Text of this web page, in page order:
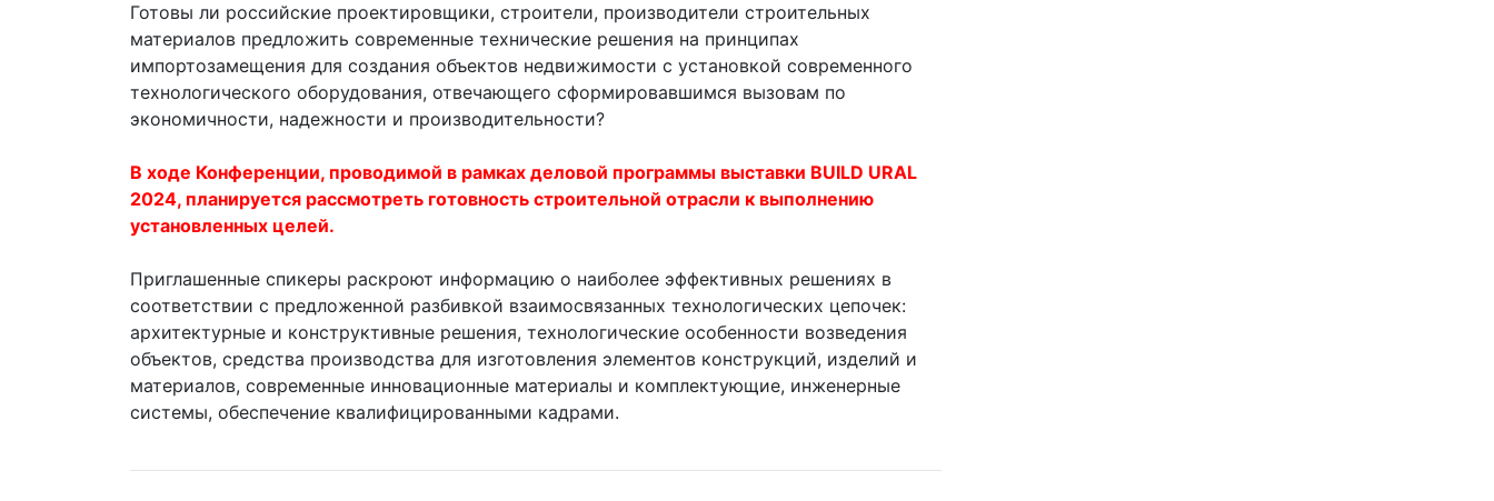
Готовы ли российские проектировщики, строители, производители строительных
материалов предложить современные технические решения на принципах
импортозамещения для создания объектов недвижимости с установкой современного
технологического оборудования, отвечающего сформировавшимся вызовам по
экономичности, надежности и производительности?
В ходе Конференции, проводимой в рамках деловой программы выставки BUILD URAL
2024, планируется рассмотреть готовность строительной отрасли к выполнению
установленных целей.
Приглашенные спикеры раскроют информацию о наиболее эффективных решениях в
соответствии с предложенной разбивкой взаимосвязанных технологических цепочек:
архитектурные и конструктивные решения, технологические особенности возведения
объектов, средства производства для изготовления элементов конструкций, изделий и
материалов, современные инновационные материалы и комплектующие, инженерные
системы, обеспечение квалифицированными кадрами.